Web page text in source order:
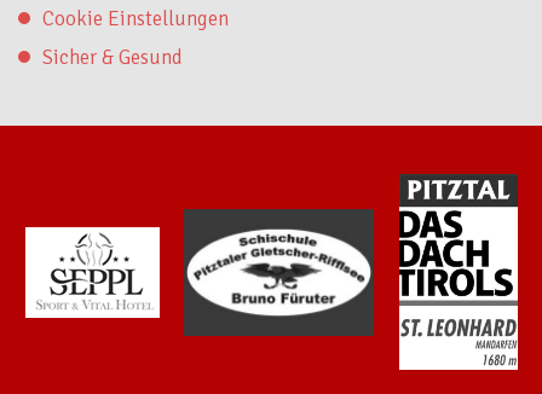
Cookie Einstellungen
Sicher & Gesund